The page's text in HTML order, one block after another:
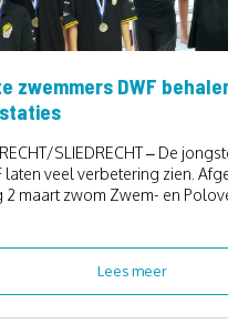
zwemmers DWF
SLIEDRECHT – De
laten veel verbetering zien.
2 maart zwom Zwem- en
Lees meer